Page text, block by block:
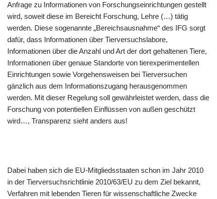
Anfrage zu Informationen von Forschungseinrichtungen gestellt
wird, soweit diese im Bereicht Forschung, Lehre (…) tätig
werden. Diese sogenannte „Bereichsausnahme“ des IFG sorgt
dafür, dass Informationen über Tierversuchslabore,
Informationen über die Anzahl und Art der dort gehaltenen Tiere,
Informationen über genaue Standorte von tierexperimentellen
Einrichtungen sowie Vorgehensweisen bei Tierversuchen
gänzlich aus dem Informationszugang herausgenommen
werden. Mit dieser Regelung soll gewährleistet werden, dass die
Forschung von potentiellen Einflüssen von außen geschützt
wird…, Transparenz sieht anders aus!
Dabei haben sich die EU-Mitgliedsstaaten schon im Jahr 2010
in der Tierversuchsrichtlinie 2010/63/EU zu dem Ziel bekannt,
Verfahren mit lebenden Tieren für wissenschaftliche Zwecke